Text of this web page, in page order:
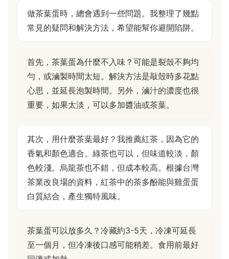
做茶葉蛋時，總會遇到一些問題。我整理了幾點
常見的疑問和解決方法，希望能幫你避開陷阱。
首先，茶葉蛋為什麼不入味？可能是裂殼不夠均
勻，或滷製時間太短。解決方法是敲殼時多花點
心思，並延長泡製時間。另外，滷汁的濃度也很
重要，如果太淡，可以多加醬油或茶葉。
其次，用什麼茶葉最好？我推薦紅茶，因為它的
香氣和顏色適合。綠茶也可以，但味道較淡，顏
色較淺。烏龍茶也不錯，但成本較高。根據台灣
茶業改良場的資料，紅茶中的茶多酚能與雞蛋蛋
白質結合，產生獨特風味。
茶葉蛋可以放多久？冷藏約3-5天，冷凍可延長
至一個月，但冷凍後口感可能稍差。食用前最好